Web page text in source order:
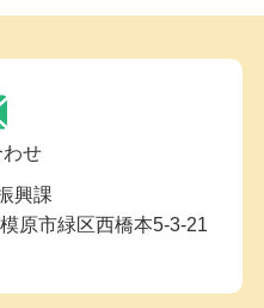
せ
興課
原市緑区西橋本5-3-21